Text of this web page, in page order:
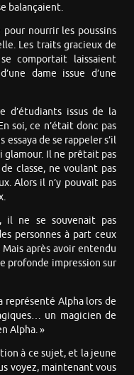
balançaient.
nourrir les poussins
Les traits gracieux de
comportait laissaient
dame issue d’une
d’étudiants issus de la
soi, ce n’était donc pas
de se rappeler s’il
glamour. Il ne prêtait pas
classe, ne voulant pas
Alors il n’y pouvait pas
il ne se souvenait pas
personnes à part ceux
après avoir entendu
profonde impression sur
représenté Alpha lors de
un magicien de
Alpha. »
à ce sujet, et la jeune
voyez, maintenant vous